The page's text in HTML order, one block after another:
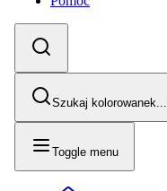
Szukaj kolorowanek...
Toggle menu